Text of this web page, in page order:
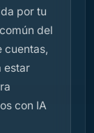
por tu
del
cuentas,
estar
con IA